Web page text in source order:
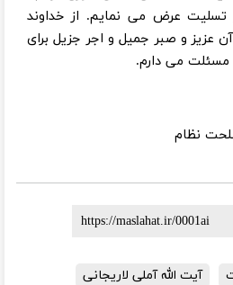
تسلیت عرض می نمایم. از خداوند
عزیز و صبر جمیل و اجر جزیل برای
مسئلت می دارم.
نظام
آیت الله آملی لاریجانی